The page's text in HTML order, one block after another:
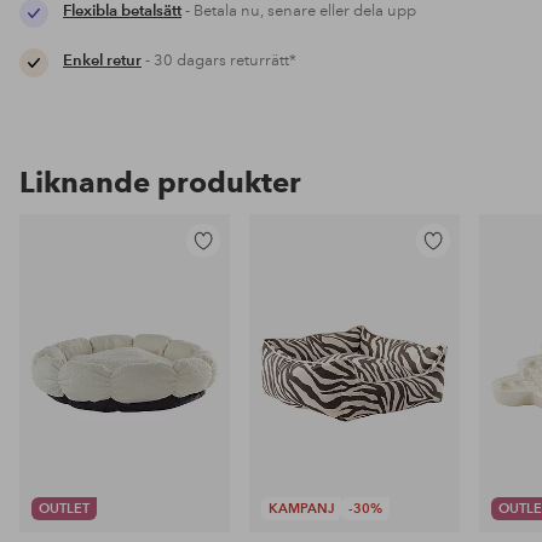
Flexibla betalsätt- Betala nu, senare eller dela upp
Enkel retur- 30 dagars returrätt*
Liknande produkter
OUTLET KAMPANJ -30%